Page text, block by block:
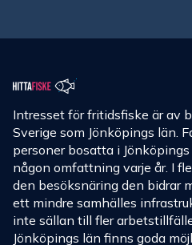
Intresset för fritidsfiske är av
Sverige som Jönköpings län.
personer bosatta i
någon omfattning varje år. I
den besöksnäring den bidrar
ett mindre samhälles
inte sällan till fler
Jönköpings län finns goda